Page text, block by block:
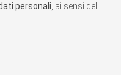
personali , ai sensi del